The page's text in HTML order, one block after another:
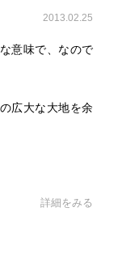
2013.02.25
意味で、なので
広大な大地を余
詳細をみる